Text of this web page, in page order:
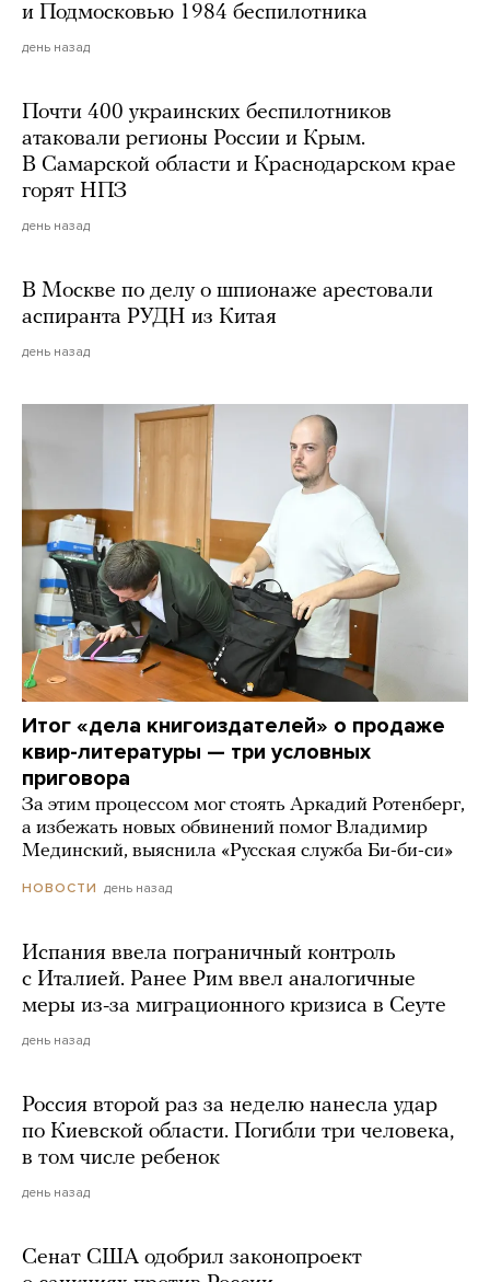
и Подмосковью 1984 беспилотника
день назад
Почти 400 украинских беспилотников
атаковали регионы России и Крым.
В Самарской области и Краснодарском крае
горят НПЗ
день назад
В Москве по делу о шпионаже арестовали
аспиранта РУДН из Китая
день назад
Итог «дела книгоиздателей» о продаже
квир-литературы — три условных
приговора
За этим процессом мог стоять Аркадий Ротенберг,
а избежать новых обвинений помог Владимир
Мединский, выяснила «Русская служба Би-би-си»
НОВОСТИ день назад
Испания ввела пограничный контроль
с Италией. Ранее Рим ввел аналогичные
меры из-за миграционного кризиса в Сеуте
день назад
Россия второй раз за неделю нанесла удар
по Киевской области. Погибли три человека,
в том числе ребенок
день назад
Сенат США одобрил законопроект